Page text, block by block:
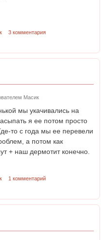
3 комментария
Масик
мы укачивались на
я ее потом просто
то с года мы ее перевели
а потом как
+ наш дермотит конечно.
1 комментарий